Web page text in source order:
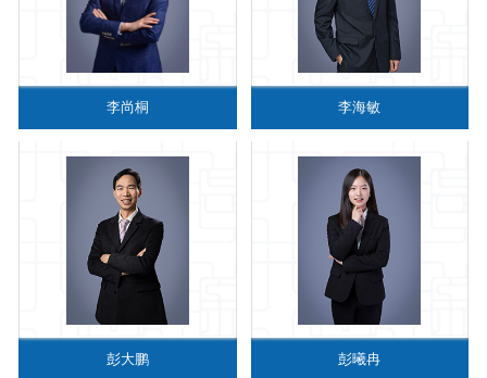
李尚桐 李海敏
彭大鹏 彭曦冉